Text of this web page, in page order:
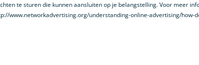
te sturen die kunnen aansluiten op je belangstelling. Voor meer
www.networkadvertising.org/understanding-online-advertising/how-